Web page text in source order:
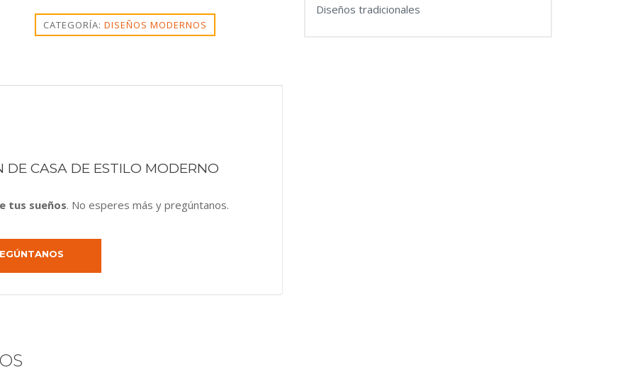
CATEGORÍA: DISEÑOS MODERNOS
CASA DE ESTILO MODERNO
tus sueños. No esperes más y pregúntanos.
Diseños tradicionales